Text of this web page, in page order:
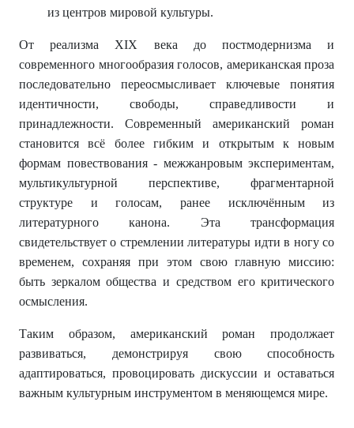
из центров мировой культуры.
От реализма XIX века до постмодернизма и
современного многообразия голосов, американская проза
последовательно переосмысливает ключевые понятия
идентичности, свободы, справедливости и
принадлежности. Современный американский роман
становится всё более гибким и открытым к новым
формам повествования - межжанровым экспериментам,
мультикультурной перспективе, фрагментарной
структуре и голосам, ранее исключённым из
литературного канона. Эта трансформация
свидетельствует о стремлении литературы идти в ногу со
временем, сохраняя при этом свою главную миссию:
быть зеркалом общества и средством его критического
осмысления.
Таким образом, американский роман продолжает
развиваться, демонстрируя свою способность
адаптироваться, провоцировать дискуссии и оставаться
важным культурным инструментом в меняющемся мире.